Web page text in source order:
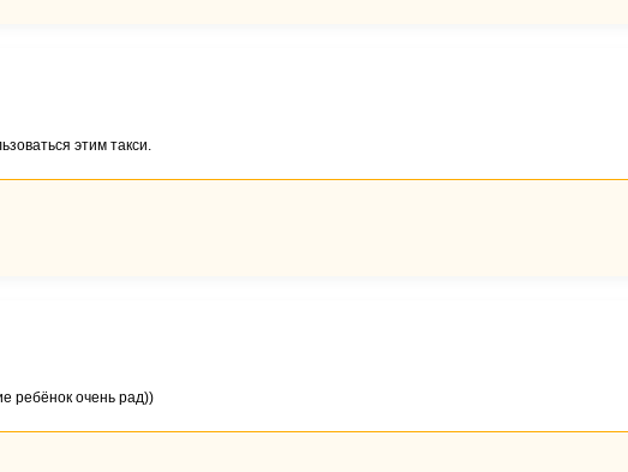
этим такси.
ребёнок очень рад))